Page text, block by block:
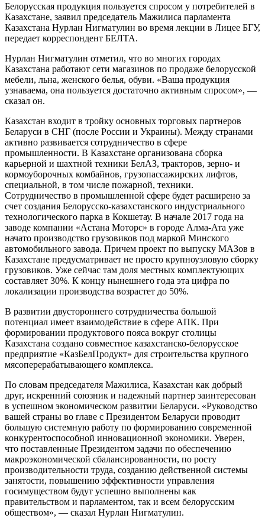
Белорусская продукция пользуется спросом у потребителей в
Казахстане, заявил председатель Мажилиса парламента
Казахстана Нурлан Нигматулин во время лекции в Лицее БГУ,
передает корреспондент БЕЛТА.
Нурлан Нигматулин отметил, что во многих городах
Казахстана работают сети магазинов по продаже белорусской
мебели, льна, женского белья, обуви. «Ваша продукция
узнаваема, она пользуется достаточно активным спросом», —
сказал он.
Казахстан входит в тройку основных торговых партнеров
Беларуси в СНГ (после России и Украины). Между странами
активно развивается сотрудничество в сфере
промышленности. В Казахстане организована сборка
карьерной и шахтной техники БелАЗ, тракторов, зерно- и
кормоуборочных комбайнов, грузопассажирских лифтов,
специальной, в том числе пожарной, техники.
Сотрудничество в промышленной сфере будет расширено за
счет создания Белорусско-казахстанского индустриального
технологического парка в Кокшетау. В начале 2017 года на
заводе компании «Астана Моторс» в городе Алма-Ата уже
начато производство грузовиков под маркой Минского
автомобильного завода. Причем проект по выпуску МАЗов в
Казахстане предусматривает не просто крупноузловую сборку
грузовиков. Уже сейчас там доля местных комплектующих
составляет 30%. К концу нынешнего года эта цифра по
локализации производства возрастет до 50%.
В развитии двустороннего сотрудничества большой
потенциал имеет взаимодействие в сфере АПК. При
формировании продуктового пояса вокруг столицы
Казахстана создано совместное казахстанско-белорусское
предприятие «КазБелПродукт» для строительства крупного
мясоперерабатывающего комплекса.
По словам председателя Мажилиса, Казахстан как добрый
друг, искренний союзник и надежный партнер заинтересован
в успешном экономическом развитии Беларуси. «Руководство
вашей страны во главе с Президентом Беларуси проводит
большую системную работу по формированию современной
конкурентоспособной инновационной экономики. Уверен,
что поставленные Президентом задачи по обеспечению
макроэкономической сбалансированности, по росту
производительности труда, созданию действенной системы
занятости, повышению эффективности управления
госимуществом будут успешно выполнены как
правительством и парламентом, так и всем белорусским
обществом», — сказал Нурлан Нигматулин.